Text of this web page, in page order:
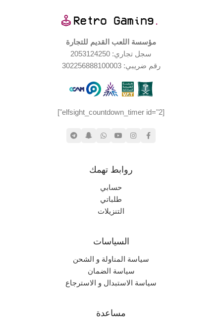
حالة المنتج
حالة العلبة
مؤسسة اللعب القديم للتجارة
سجل تجاري: 2053124250
رقم ضريبي: 302256888100003
[elfsight_countdown_timer id="2"]
روابط تهمك
حسابي
طلباتي
التنزيلات
السياسات
سياسة المناولة و الشحن
سياسة الضمان
سياسة الاستبدال و الاسترجاع
مساعدة